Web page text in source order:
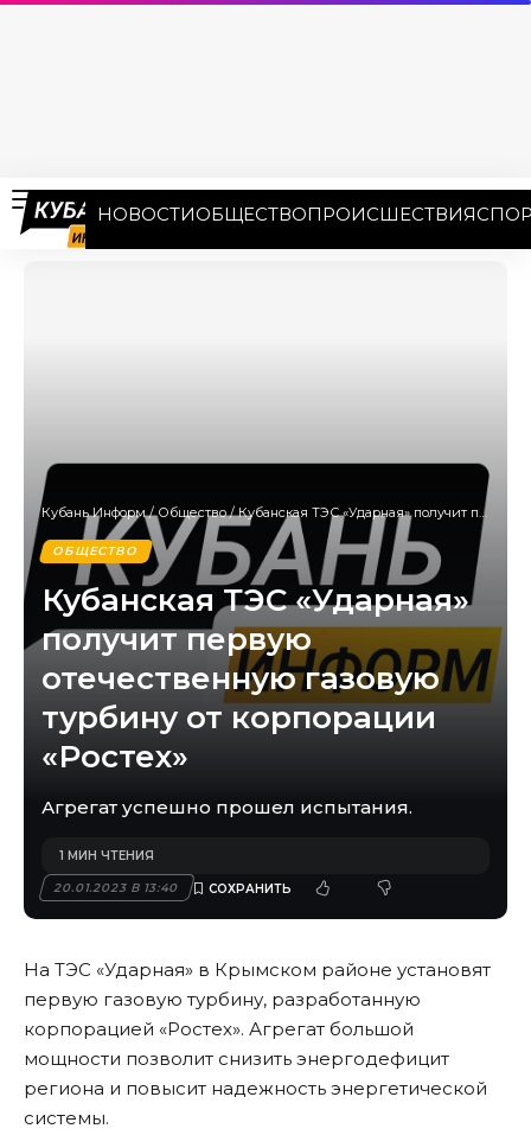
НОВОСТИОБЩЕСТВОПРОИСШЕСТВИЯ
Кубань Информ/Общество/Кубанская ТЭС «Ударная» получит первую отечественную газовую турбину от корпорации «Ростех»
ОБЩЕСТВО
Кубанская ТЭС «Ударная»
получит первую
отечественную газовую
турбину от корпорации
«Ростех»
Агрегат успешно прошел испытания.
20.01.2023 В 13:40
1 МИН ЧТЕНИЯ
На ТЭС «Ударная» в Крымском районе установят
первую газовую турбину, разработанную
корпорацией «Ростех». Агрегат большой
мощности позволит снизить энергодефицит
региона и повысит надежность энергетической
системы.